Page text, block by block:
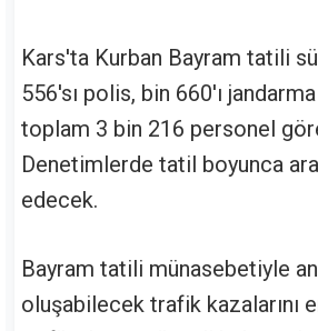
Kars'ta Kurban Bayram tatili
556'sı polis, bin 660'ı
toplam 3 bin 216 personel
Denetimlerde tatil boyunca
edecek.
Bayram tatili münasebetiyle
oluşabilecek trafik kazalarını